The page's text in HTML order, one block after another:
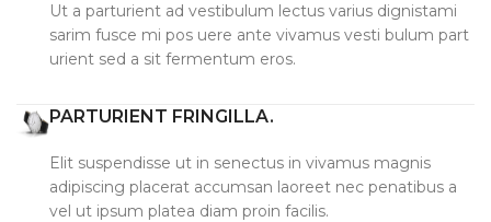
Ut a parturient ad vestibulum lectus varius dignistami
sarim fusce mi pos uere ante vivamus vesti bulum part
urient sed a sit fermentum eros.
PARTURIENT FRINGILLA.
Elit suspendisse ut in senectus in vivamus magnis
adipiscing placerat accumsan laoreet nec penatibus a
vel ut ipsum platea diam proin facilis.